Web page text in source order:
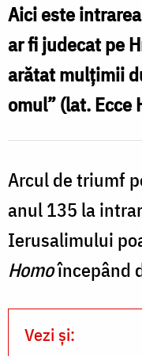
/
Foto:
Pr.
Silviu
Cluci
Aici este
ar fi judecat pe
arătat mulţimii
omul” (lat. Ecce
Arcul de triumf
anul 135 la
Ierusalimului
Homoîncepând
Vezi și: